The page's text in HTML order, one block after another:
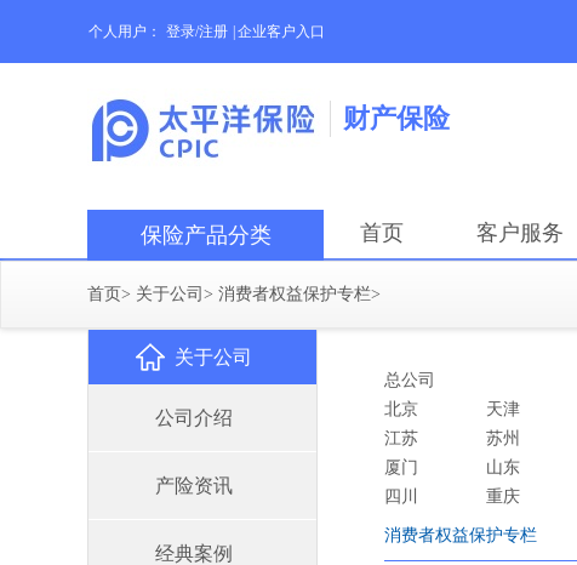
个人用户： 登录/注册 企业客户入口
财产保险
保险产品分类 首页 客户服务
首页> 关于公司 > 消费者权益保护专栏>
关于公司
公司介绍
产险资讯
经典案例
总公司
北京
天津
江苏
苏州
厦门
山东
四川
重庆
消费者权益保护专栏